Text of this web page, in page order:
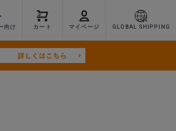
向け カート マイページ GLOBAL SHIPPING